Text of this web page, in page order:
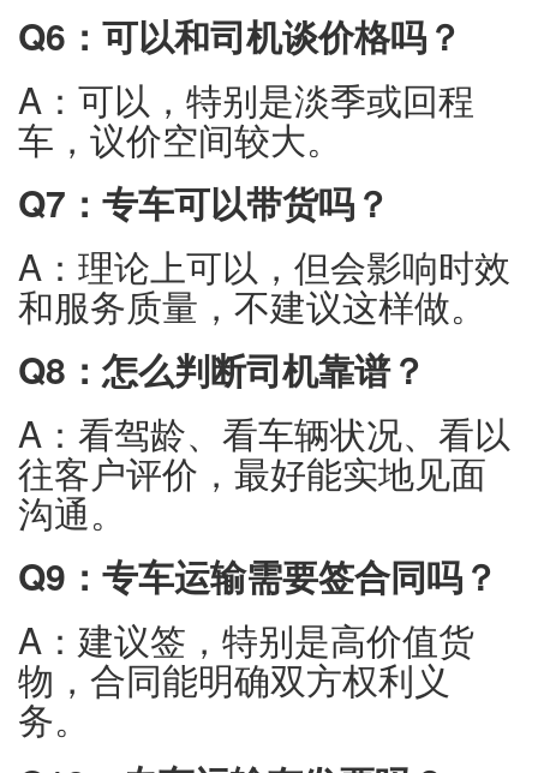
Q6：可以和司机谈价格吗？
A：可以，特别是淡季或回程
车，议价空间较大。
Q7：专车可以带货吗？
A：理论上可以，但会影响时效
和服务质量，不建议这样做。
Q8：怎么判断司机靠谱？
A：看驾龄、看车辆状况、看以
往客户评价，最好能实地见面
沟通。
Q9：专车运输需要签合同吗？
A：建议签，特别是高价值货
物，合同能明确双方权利义
务。